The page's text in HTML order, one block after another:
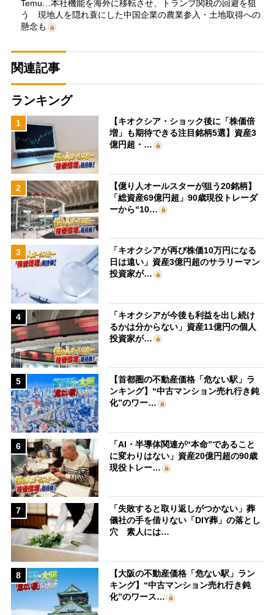
Temu…本社機能を海外に移転させ、トランプ関税の回避を狙
う 現地人を隠れ蓑にした中国企業の農業参入・土地取得への
懸念も
関連記事
ランキング
1
【キオクシア・ショック後に「株価倍
増」も期待できる注目銘柄5選】資産3
億円超・…
2
【億り人オールスターが狙う20銘柄】
「総資産69億円超」90歳現役トレーダ
ーから“10…
3
「キオクシアが再び株価10万円になる
日は遠い」資産3億円超のサラリーマン
投資家が…
4
「キオクシアが今後も利益を出し続け
るかは分からない」資産11億円の個人
投資家が…
5
【首都圏の不動産価格「危ない駅」ラ
ンキング】“中古マンション売れ行き鈍
化”のワー…
6
「AI・半導体関連が“本命”であること
に変わりはない」資産20億円超の90歳
現役トレー…
7
「失敗すると取り返しがつかない」葬
儀社の手を借りない「DIY葬」の落とし
穴 素人には…
8
【大阪の不動産価格「危ない駅」ラン
キング】“中古マンション売れ行き鈍
化”のワース…